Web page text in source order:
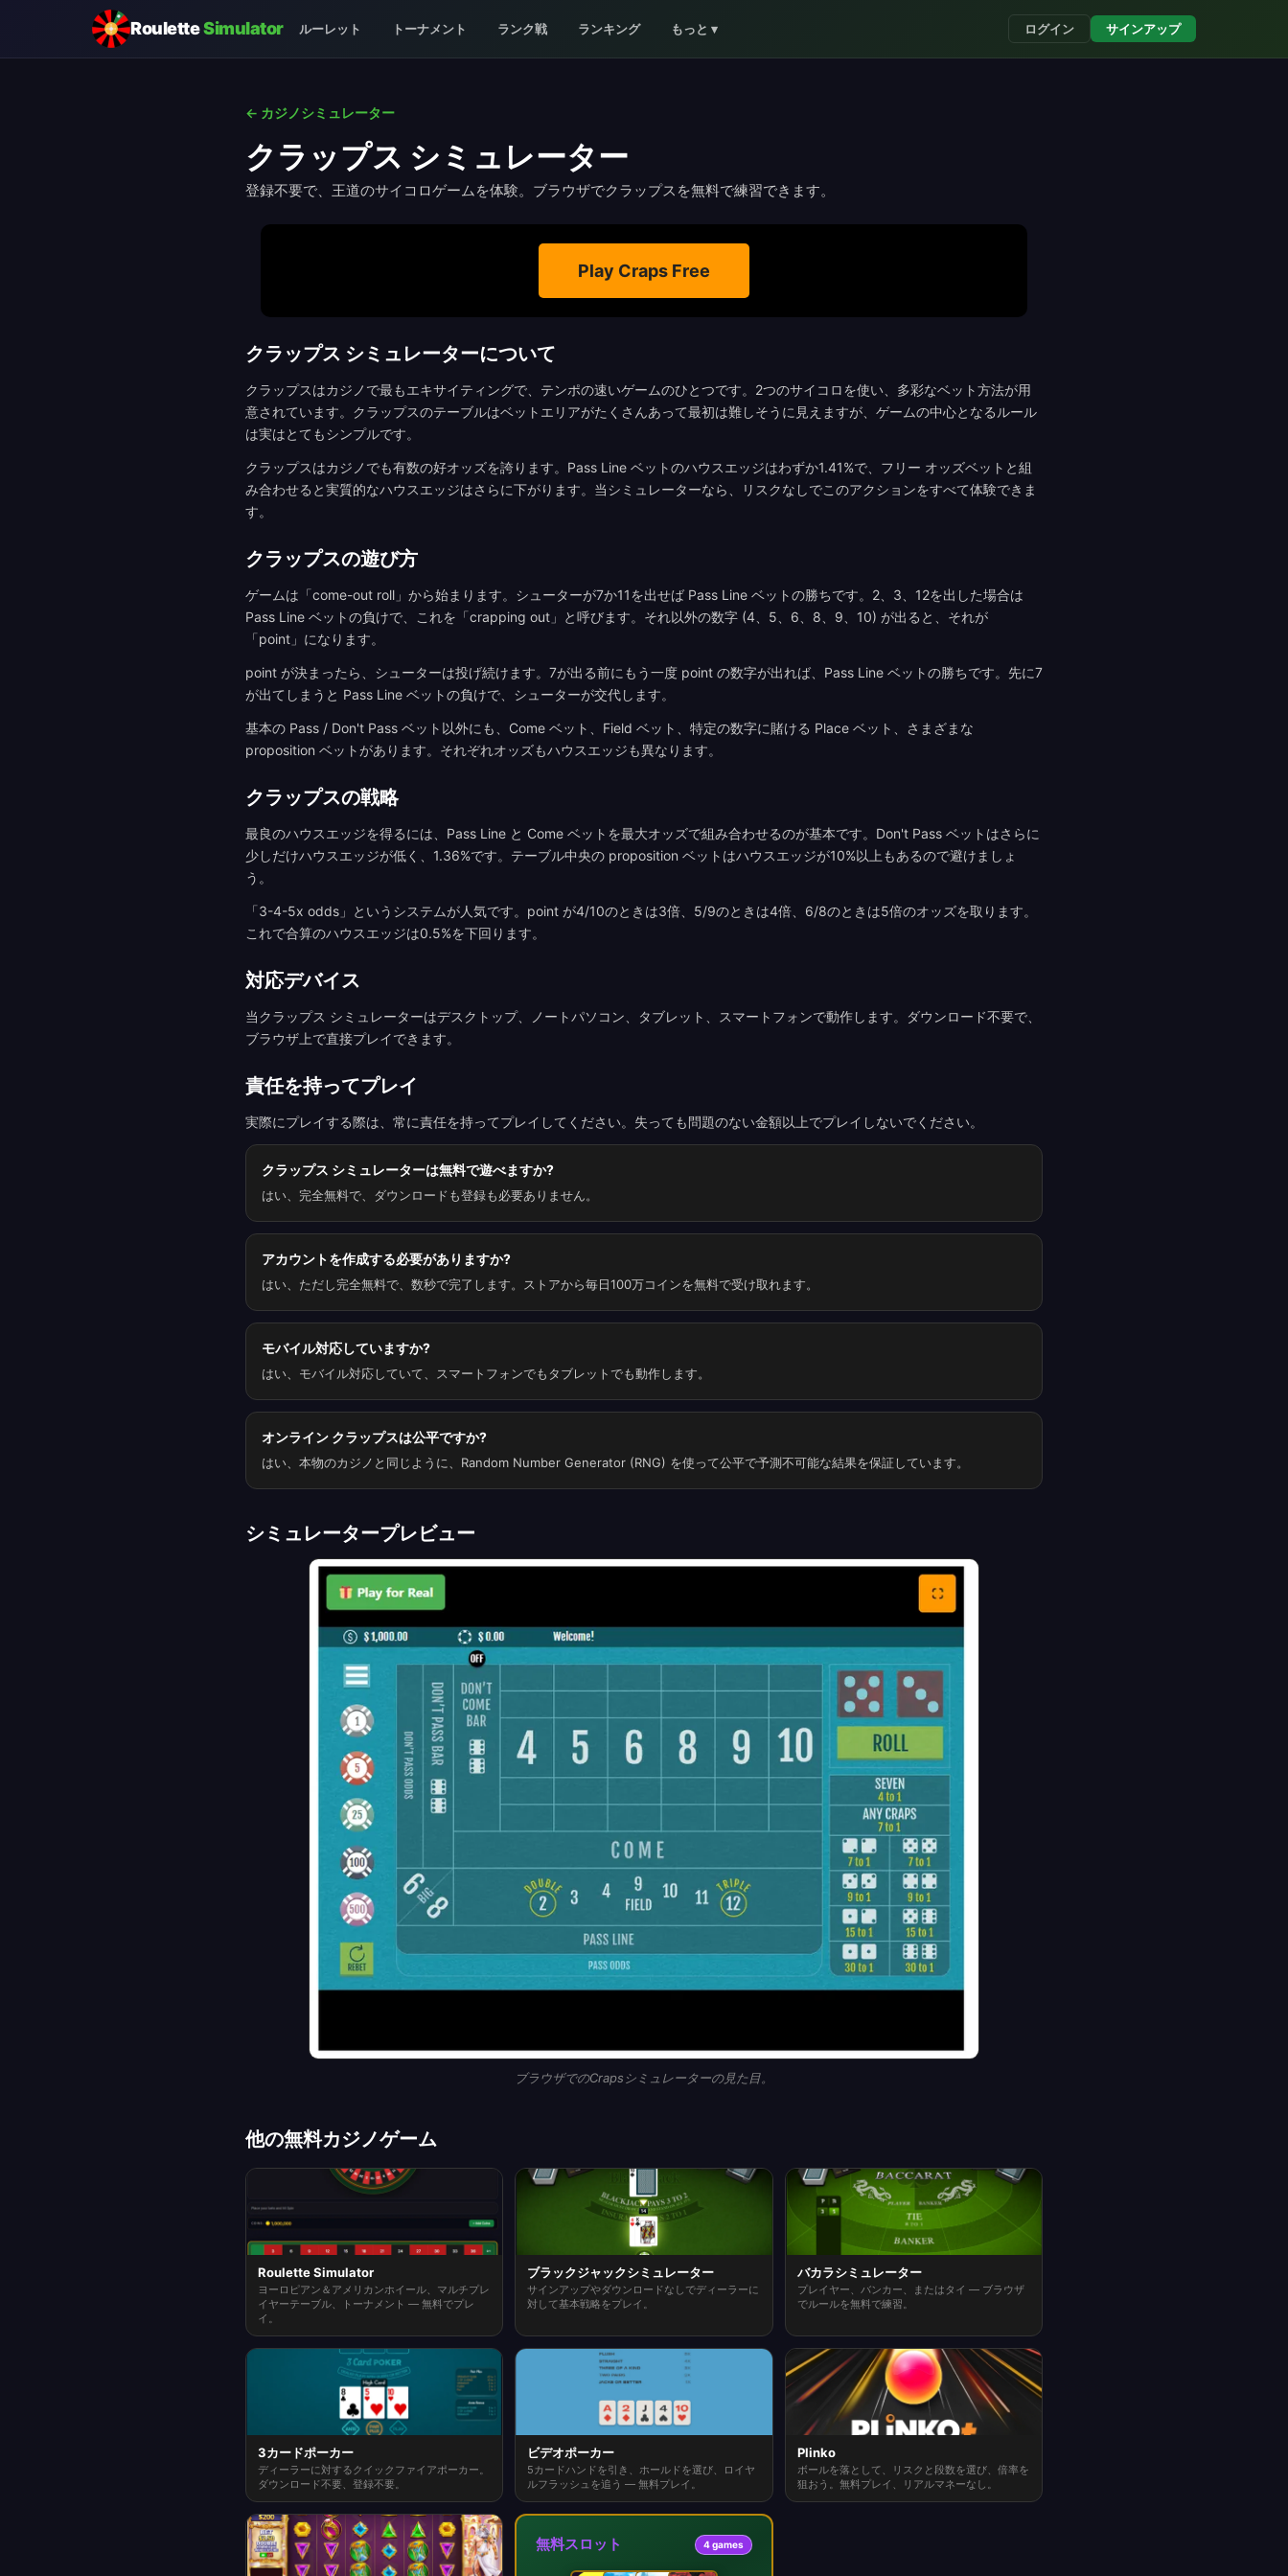
RouletteSimulator ルーレット トーナメント ランク戦 ランキング もっと ▾ ログイン サインアップ
← カジノシミュレーター
クラップス シミュレーター
登録不要で、王道のサイコロゲームを体験。ブラウザでクラップスを無料で練習できます。
Play Craps Free
クラップス シミュレーターについて
クラップスはカジノで最もエキサイティングで、テンポの速いゲームのひとつです。2つのサイコロを使い、多彩なベット方法が用
意されています。クラップスのテーブルはベットエリアがたくさんあって最初は難しそうに見えますが、ゲームの中心となるルール
は実はとてもシンプルです。
クラップスはカジノでも有数の好オッズを誇ります。Pass Line ベットのハウスエッジはわずか1.41%で、フリー オッズベットと組
み合わせると実質的なハウスエッジはさらに下がります。当シミュレーターなら、リスクなしでこのアクションをすべて体験できま
す。
クラップスの遊び方
ゲームは「come-out roll」から始まります。シューターが7か11を出せば Pass Line ベットの勝ちです。2、3、12を出した場合は
Pass Line ベットの負けで、これを「crapping out」と呼びます。それ以外の数字 (4、5、6、8、9、10) が出ると、それが
「point」になります。
point が決まったら、シューターは投げ続けます。7が出る前にもう一度 point の数字が出れば、Pass Line ベットの勝ちです。先に7
が出てしまうと Pass Line ベットの負けで、シューターが交代します。
基本の Pass / Don't Pass ベット以外にも、Come ベット、Field ベット、特定の数字に賭ける Place ベット、さまざまな
proposition ベットがあります。それぞれオッズもハウスエッジも異なります。
クラップスの戦略
最良のハウスエッジを得るには、Pass Line と Come ベットを最大オッズで組み合わせるのが基本です。Don't Pass ベットはさらに
少しだけハウスエッジが低く、1.36%です。テーブル中央の proposition ベットはハウスエッジが10%以上もあるので避けましょ
う。
「3-4-5x odds」というシステムが人気です。point が4/10のときは3倍、5/9のときは4倍、6/8のときは5倍のオッズを取ります。
これで合算のハウスエッジは0.5%を下回ります。
対応デバイス
当クラップス シミュレーターはデスクトップ、ノートパソコン、タブレット、スマートフォンで動作します。ダウンロード不要で、
ブラウザ上で直接プレイできます。
責任を持ってプレイ
実際にプレイする際は、常に責任を持ってプレイしてください。失っても問題のない金額以上でプレイしないでください。
クラップス シミュレーターは無料で遊べますか?
はい、完全無料で、ダウンロードも登録も必要ありません。
アカウントを作成する必要がありますか?
はい、ただし完全無料で、数秒で完了します。ストアから毎日100万コインを無料で受け取れます。
モバイル対応していますか?
はい、モバイル対応していて、スマートフォンでもタブレットでも動作します。
オンライン クラップスは公平ですか?
はい、本物のカジノと同じように、Random Number Generator (RNG) を使って公平で予測不可能な結果を保証しています。
シミュレータープレビュー
ブラウザでのCrapsシミュレーターの見た目。
他の無料カジノゲーム
Roulette Simulator
ヨーロピアン＆アメリカンホイール、マルチプレ
イヤーテーブル、トーナメント — 無料でプレ
イ。
ブラックジャックシミュレーター
サインアップやダウンロードなしでディーラーに
対して基本戦略をプレイ。
バカラシミュレーター
プレイヤー、バンカー、またはタイ — ブラウザ
でルールを無料で練習。
3カードポーカー
ディーラーに対するクイックファイアポーカー。
ダウンロード不要、登録不要。
ビデオポーカー
5カードハンドを引き、ホールドを選び、ロイヤ
ルフラッシュを追う — 無料プレイ。
Plinko
ボールを落として、リスクと段数を選び、倍率を
狙おう。無料プレイ、リアルマネーなし。
無料スロット 4 games